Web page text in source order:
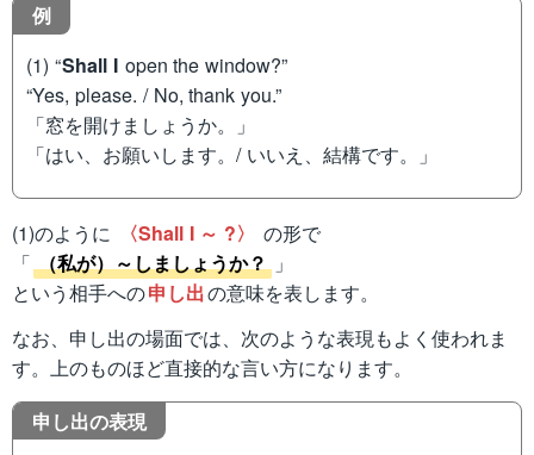
例
(1) “Shall I open the window?”
“Yes, please. / No, thank you.”
「窓を開けましょうか。」
「はい、お願いします。/ いいえ、結構です。」
(1)のように 〈Shall I ～ ?〉
の形で
「 （私が）～しましょうか？ 」
という相手への申し出の意味を表します。
なお、申し出の場面では、次のような表現もよく使われま
す。上のものほど直接的な言い方になります。
申し出の表現